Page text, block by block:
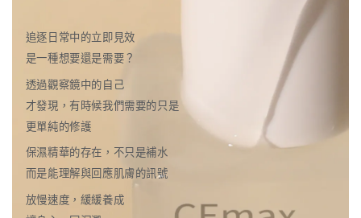
追逐日常中的立即見效
是一種想要還是需要？
透過觀察鏡中的自己
才發現，有時候我們需要的只是
更單純的修護
保濕精華的存在，不只是補水
而是能理解與回應肌膚的訊號
放慢速度，緩緩養成